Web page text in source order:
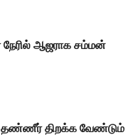
ஆஜராக சம்மன்
தண்ணீர் திறக்க வேண்டும்